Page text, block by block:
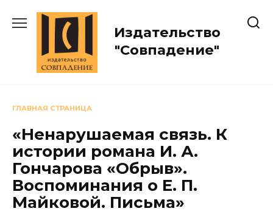
содержанию
Издательство
"Совпадение"
ГЛАВНАЯ СТРАНИЦА
«Ненарушаемая связь. К
истории романа И. А.
Гончарова «Обрыв».
Воспоминания о Е. П.
Майковой. Письма»